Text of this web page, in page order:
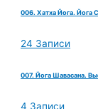
006. Хатха Йога. Йога
24 Записи
007. Йога Шавасана.
4 Записи